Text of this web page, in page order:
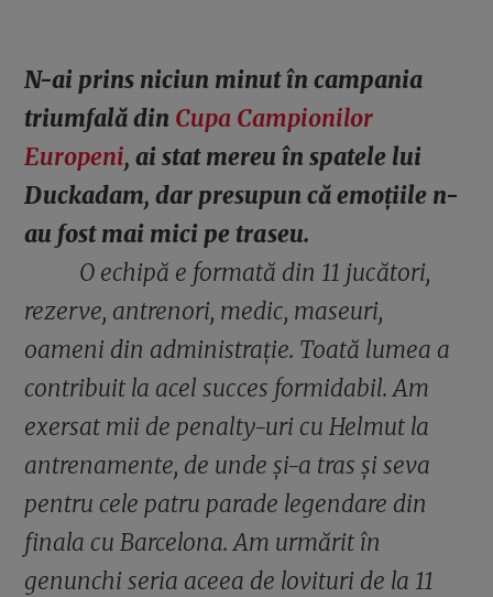
N-ai prins niciun minut în campania
triumfală din Cupa Campionilor
Europeni, ai stat mereu în spatele lui
Duckadam, dar presupun că emoțiile n-
au fost mai mici pe traseu.
O echipă e formată din 11 jucători,
rezerve, antrenori, medic, maseuri,
oameni din administrație. Toată lumea a
contribuit la acel succes formidabil. Am
exersat mii de penalty-uri cu Helmut la
antrenamente, de unde și-a tras și seva
pentru cele patru parade legendare din
finala cu Barcelona. Am urmărit în
genunchi seria aceea de lovituri de la 11